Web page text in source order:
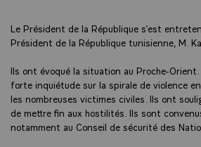
Le Président de la République s’est
Président de la République tunisienne, M.
Ils ont évoqué la situation au Proche-
forte inquiétude sur la spirale de violence
les nombreuses victimes civiles. Ils ont
de mettre fin aux hostilités. Ils sont
notamment au Conseil de sécurité des